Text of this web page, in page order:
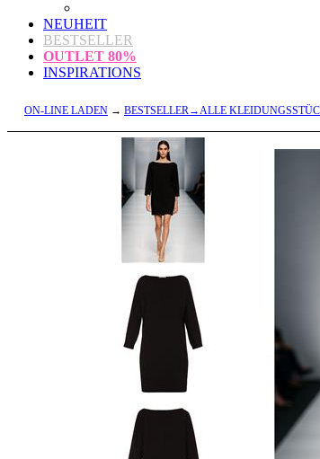
NEUHEIT
BESTSELLER
OUTLET 80%
INSPIRATIONS
ON-LINE LADEN → BESTSELLER→ALLE